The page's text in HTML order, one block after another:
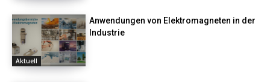
Aktuell
Anwendungen von Elektromagneten in der
Industrie